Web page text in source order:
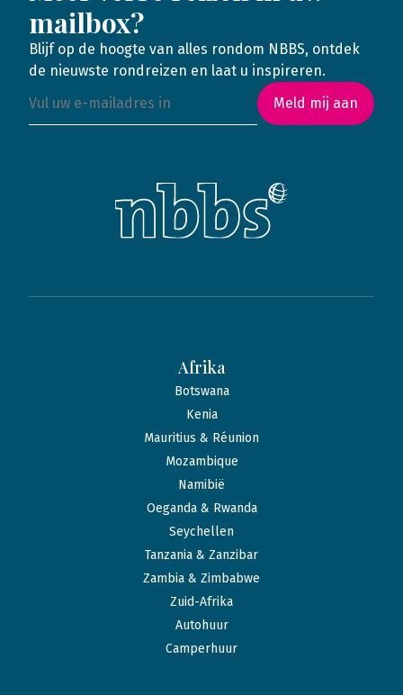
mailbox?
Blijf op de hoogte van alles rondom NBBS, ontdek
de nieuwste rondreizen en laat u inspireren.
Meld mij aan
Afrika
Botswana
Kenia
Mauritius & Réunion
Mozambique
Namibië
Oeganda & Rwanda
Seychellen
Tanzania & Zanzibar
Zambia & Zimbabwe
Zuid-Afrika
Autohuur
Camperhuur